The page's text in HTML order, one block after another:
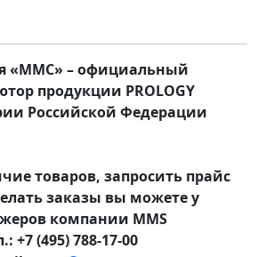
«ММС» – официальный
продукции PROLOGY
Российской Федерации
товаров, запросить прайс
заказы вы можете у
компании MMS
+7 (495) 788-17-00